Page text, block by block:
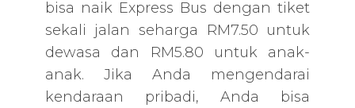
bisa naik Express Bus dengan tiket
sekali jalan seharga RM7.50 untuk
dewasa dan RM5.80 untuk anak-
anak. Jika Anda mengendarai
kendaraan pribadi, Anda bisa